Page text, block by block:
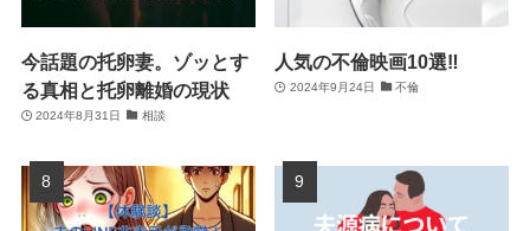
今話題の托卵妻。ゾッとす
る真相と托卵離婚の現状
2024年8月31日 相談
人気の不倫映画10選‼
2024年9月24日 不倫